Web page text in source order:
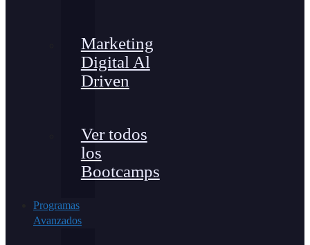
Marketing
Digital Al
Driven
Ver todos
los
Bootcamps
Programas
Avanzados